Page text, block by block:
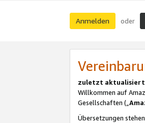
Anmelden oder
zuletzt aktualisiert
Willkommen auf
Gesellschaften („
Übersetzungen